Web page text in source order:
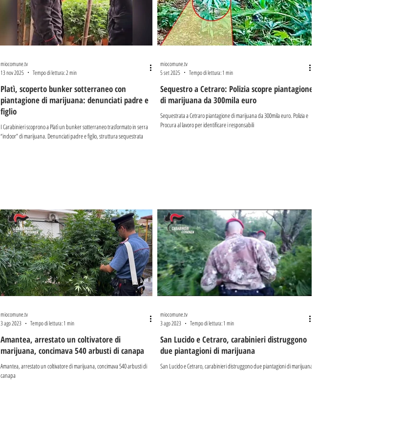
Platì, scoperto bunker sotterraneo con
piantagione di marijuana: denunciati padre e
figlio
I Carabinieri scoprono a Platì un bunker sotterraneo trasformato in serra
“indoor” di marijuana. Denunciati padre e figlio, struttura sequestrata
miocomune.tv
13 nov 2025
Tempo di lettura: 2 min
Sequestro a Cetraro: Polizia scopre piantagione
di marijuana da 300mila euro
Sequestrata a Cetraro piantagione di marijuana da 300mila euro. Polizia e
Procura al lavoro per identificare i responsabili
miocomune.tv
5 set 2025
Tempo di lettura: 1 min
Amantea, arrestato un coltivatore di
marijuana, concimava 540 arbusti di canapa
Amantea, arrestato un coltivatore di marijuana, concimava 540 arbusti di
canapa
miocomune.tv
3 ago 2023
Tempo di lettura: 1 min
San Lucido e Cetraro, carabinieri distruggono
due piantagioni di marijuana
San Lucido e Cetraro, carabinieri distruggono due piantagioni di marijuana
miocomune.tv
3 ago 2023
Tempo di lettura: 1 min